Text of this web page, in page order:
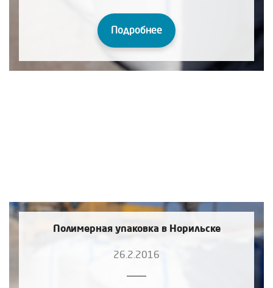
Подробнее
Полимерная упаковка в Норильске
26.2.2016